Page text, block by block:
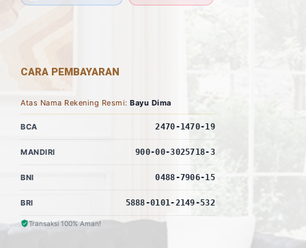
CARA PEMBAYARAN
Atas Nama Rekening Resmi: Bayu Dima
BCA 2470-1470-19
MANDIRI 900-00-3025718-3
BNI 0488-7906-15
BRI 5888-0101-2149-532
Transaksi 100% Aman!